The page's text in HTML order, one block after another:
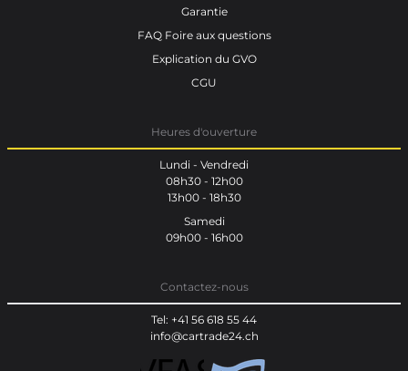
Garantie
FAQ Foire aux questions
Explication du GVO
CGU
Heures d'ouverture
Lundi - Vendredi
08h30 - 12h00
13h00 - 18h30
Samedi
09h00 - 16h00
Contactez-nous
Tel: +41 56 618 55 44
info@cartrade24.ch